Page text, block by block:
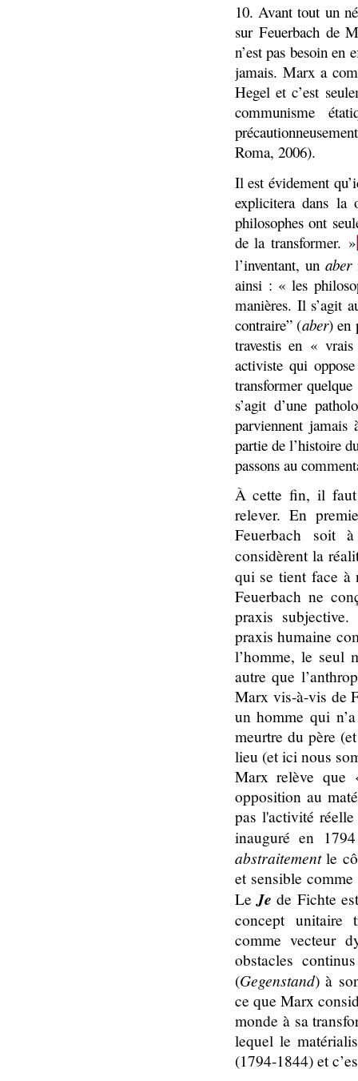
10. Avant tout un
sur Feuerbach de
n’est pas besoin
jamais. Marx a
Hegel et c’est
communisme
Roma, 2006).
Il est évidement
explicitera dans la
philosophes ont
de la transformer. »
l’inventant, unaber
ainsi : « les
manières. Il s’agit
contraire” (aber) en
travestis en «
activiste qui
transformer
s’agit d’une
parviennent jamais
partie de l’histoire
passons au
À cette fin, il faut
relever. En
Feuerbach soit
considèrent la
qui se tient face à
Feuerbach ne
praxis
praxis humaine
l’homme, le seul
autre que
Marx vis-à-vis de
un homme qui
meurtre du père
lieu (et ici nous
Marx relève
opposition au
pas l'activité
inauguré en
abstraitementle
et sensible
LeJe de Fichte
concept unitaire
comme vecteur
obstacles
(Gegenstand) à
ce que Marx
monde à sa
lequel le
(1794-1844) et